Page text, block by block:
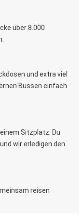
über 8.000
und extra viel
Bussen einfach
Sitzplatz: Du
wir erledigen den
reisen